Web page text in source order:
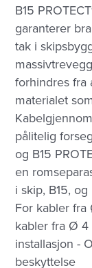
B15
garanterer
tak i
forhindres
materialet
pålitelig
og B15
en
i skip, B15,
For kabler
kabler fra Ø 4
installasjon -
beskyttelse